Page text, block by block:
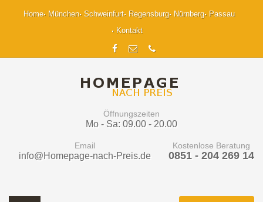
Home München Schweinfurt Regensburg Nürnberg
Passau
Kontakt
Öffnungszeiten
Mo - Sa: 09.00 - 20.00
Email
info@Homepage-nach-Preis.de
Kostenlose Beratung
0851 - 204 269 14